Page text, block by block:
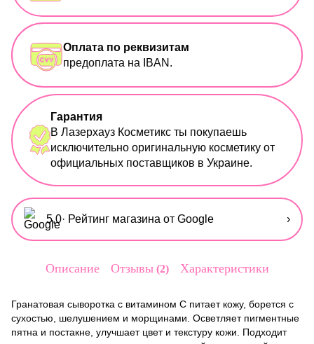
Оплата по реквизитам
предоплата на IBAN.
Гарантия
В Лазерхауз Косметикс ты покупаешь
исключительно оригинальную косметику от
официальных поставщиков в Украине.
5,0· Рейтинг магазина от Google ›
Описание Отзывы 2 Характеристики
Гранатовая сыворотка с витамином C питает кожу, борется с
сухостью, шелушением и морщинами. Осветляет пигментные
пятна и постакне, улучшает цвет и текстуру кожи. Подходит